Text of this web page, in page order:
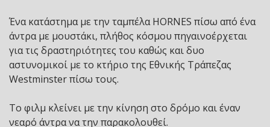
Ένα κατάστημα με την ταμπέλα HORNES πίσω από ένα
άντρα με μουστάκι, πλήθος κόσμου πηγαινοέρχεται
για τις δραστηριότητες του καθώς και δυο
αστυνομικοί με το κτήριο της Εθνικής Τράπεζας
Westminster πίσω τους.
Το φιλμ κλείνει με την κίνηση στο δρόμο και έναν
νεαρό άντρα να την παρακολουθεί.